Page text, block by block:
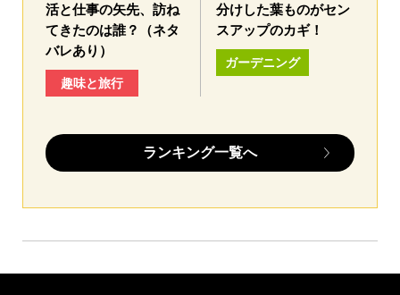
活と仕事の矢先、訪ね
てきたのは誰？（ネタ
バレあり）
趣味と旅行
分けした葉ものがセン
スアップのカギ！
ガーデニング
ランキング一覧へ